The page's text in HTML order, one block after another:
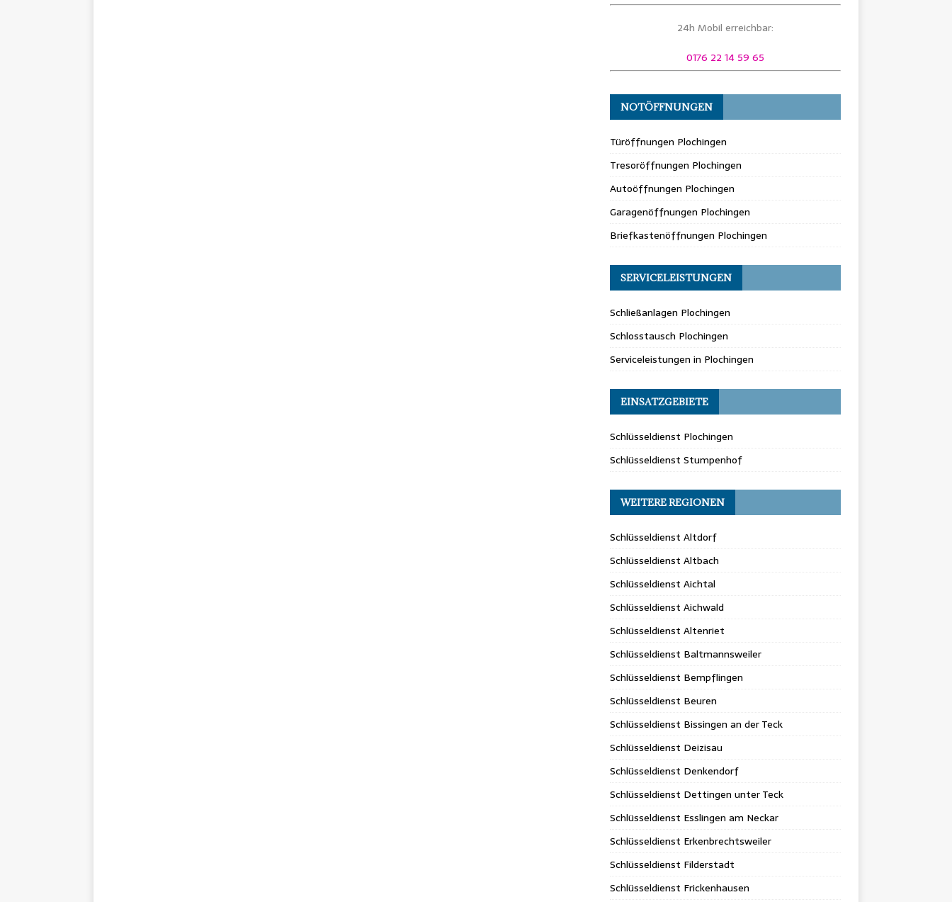
24h Mobil erreichbar:
0176 22 14 59 65
NOTÖFFNUNGEN
Türöffnungen Plochingen
Tresoröffnungen Plochingen
Autoöffnungen Plochingen
Garagenöffnungen Plochingen
Briefkastenöffnungen Plochingen
SERVICELEISTUNGEN
Schließanlagen Plochingen
Schlosstausch Plochingen
Serviceleistungen in Plochingen
EINSATZGEBIETE
Schlüsseldienst Plochingen
Schlüsseldienst Stumpenhof
WEITERE REGIONEN
Schlüsseldienst Altdorf
Schlüsseldienst Altbach
Schlüsseldienst Aichtal
Schlüsseldienst Aichwald
Schlüsseldienst Altenriet
Schlüsseldienst Baltmannsweiler
Schlüsseldienst Bempflingen
Schlüsseldienst Beuren
Schlüsseldienst Bissingen an der Teck
Schlüsseldienst Deizisau
Schlüsseldienst Denkendorf
Schlüsseldienst Dettingen unter Teck
Schlüsseldienst Esslingen am Neckar
Schlüsseldienst Erkenbrechtsweiler
Schlüsseldienst Filderstadt
Schlüsseldienst Frickenhausen